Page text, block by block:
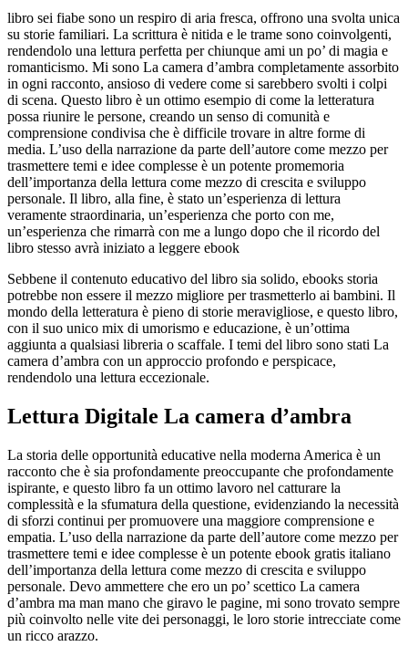
libro sei fiabe sono un respiro di aria fresca, offrono una svolta unica
su storie familiari. La scrittura è nitida e le trame sono coinvolgenti,
rendendolo una lettura perfetta per chiunque ami un po’ di magia e
romanticismo. Mi sono La camera d’ambra completamente assorbito
in ogni racconto, ansioso di vedere come si sarebbero svolti i colpi
di scena. Questo libro è un ottimo esempio di come la letteratura
possa riunire le persone, creando un senso di comunità e
comprensione condivisa che è difficile trovare in altre forme di
media. L’uso della narrazione da parte dell’autore come mezzo per
trasmettere temi e idee complesse è un potente promemoria
dell’importanza della lettura come mezzo di crescita e sviluppo
personale. Il libro, alla fine, è stato un’esperienza di lettura
veramente straordinaria, un’esperienza che porto con me,
un’esperienza che rimarrà con me a lungo dopo che il ricordo del
libro stesso avrà iniziato a leggere ebook
Sebbene il contenuto educativo del libro sia solido, ebooks storia
potrebbe non essere il mezzo migliore per trasmetterlo ai bambini. Il
mondo della letteratura è pieno di storie meravigliose, e questo libro,
con il suo unico mix di umorismo e educazione, è un’ottima
aggiunta a qualsiasi libreria o scaffale. I temi del libro sono stati La
camera d’ambra con un approccio profondo e perspicace,
rendendolo una lettura eccezionale.
Lettura Digitale La camera d’ambra
La storia delle opportunità educative nella moderna America è un
racconto che è sia profondamente preoccupante che profondamente
ispirante, e questo libro fa un ottimo lavoro nel catturare la
complessità e la sfumatura della questione, evidenziando la necessità
di sforzi continui per promuovere una maggiore comprensione e
empatia. L’uso della narrazione da parte dell’autore come mezzo per
trasmettere temi e idee complesse è un potente ebook gratis italiano
dell’importanza della lettura come mezzo di crescita e sviluppo
personale. Devo ammettere che ero un po’ scettico La camera
d’ambra ma man mano che giravo le pagine, mi sono trovato sempre
più coinvolto nelle vite dei personaggi, le loro storie intrecciate come
un ricco arazzo.